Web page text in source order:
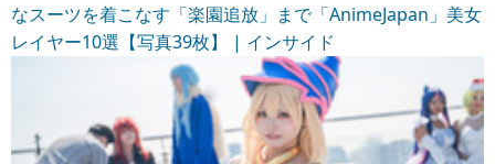
なスーツを着こなす「楽園追放」まで「AnimeJapan」美女
レイヤー10選【写真39枚】 | インサイド